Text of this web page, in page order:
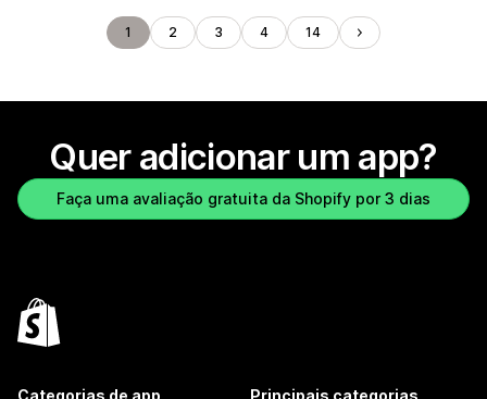
1 2 3 4 14
Quer adicionar um app?
Faça uma avaliação gratuita da Shopify por 3 dias
Categorias de app Principais categorias